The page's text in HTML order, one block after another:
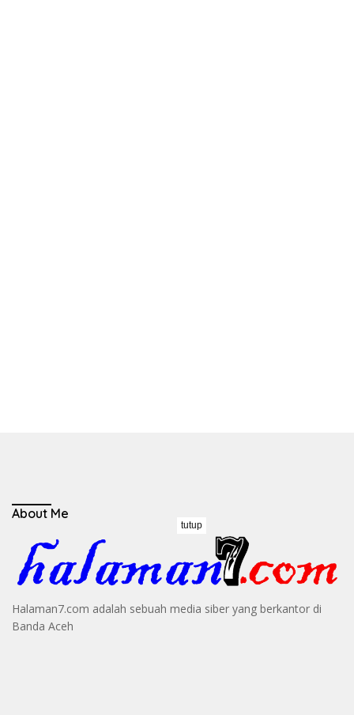
About Me
Halaman7.com adalah sebuah media siber yang berkantor di
Banda Aceh
tutup